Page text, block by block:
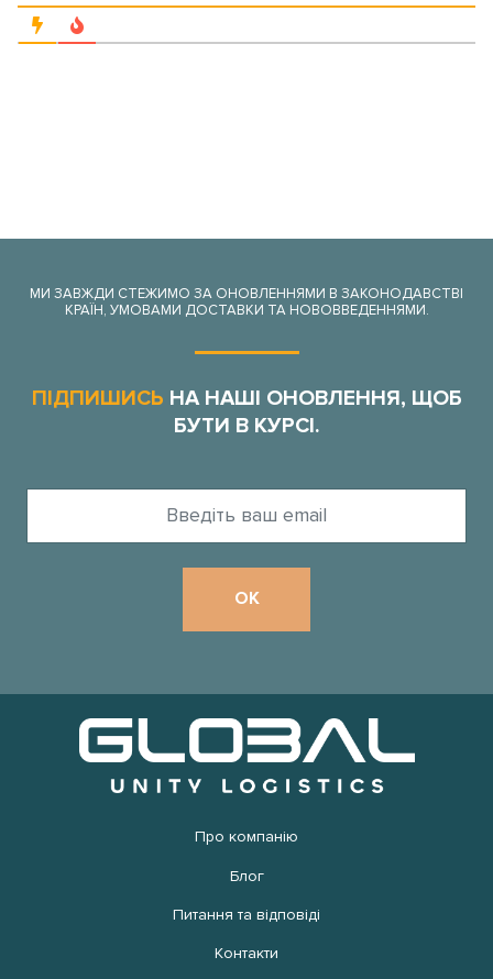
МИ ЗАВЖДИ СТЕЖИМО ЗА ОНОВЛЕННЯМИ В ЗАКОНОДАВСТВІ
КРАЇН, УМОВАМИ ДОСТАВКИ ТА НОВОВВЕДЕННЯМИ.
ПІДПИШИСЬ НА НАШІ ОНОВЛЕННЯ, ЩОБ
БУТИ В КУРСІ.
Про компанію
Блог
Питання та відповіді
Контакти